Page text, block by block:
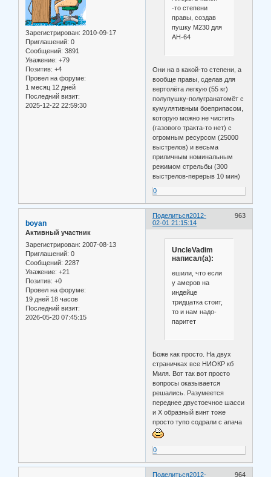
Зарегистрирован: 2010-09-17
Приглашений: 0
Сообщений: 3891
Уважение: +79
Позитив: +4
Провел на форуме:
1 месяц 12 дней
Последний визит:
2025-12-22 22:59:30
-то степени
правы, создав
пушку М230 для
АН-64
Они на в какой-то степени, а
вообще правы, сделав для
вертолёта легкую (55 кг)
полупушку-полугранатомёт с
кумулятивным боеприпасом,
которую можно не чистить
(газового тракта-то нет) с
огромным ресурсом (25000
выстрелов) и весьма
приличным номинальным
режимом стрельбы (300
выстрелов-перерыв 10 мин)
0
Поделиться 963
2012-
02-01 21:15:14
boyan
Активный участник
Зарегистрирован: 2007-08-13
Приглашений: 0
Сообщений: 2287
Уважение: +21
Позитив: +0
Провел на форуме:
19 дней 18 часов
Последний визит:
2026-05-20 07:45:15
UncleVadim
написал(а):
ешили, что если
у амеров на
индейце
тридцатка стоит,
то и нам надо-
паритет
Боже как просто. На двух
страничках все НИОКР кб
Миля. Вот так вот просто
вопросы оказывается
решались. Разумеется
переднее двустоечное шасси
и Х образный винт тоже
просто тупо содрали с апача
0
Поделиться 964
2012-